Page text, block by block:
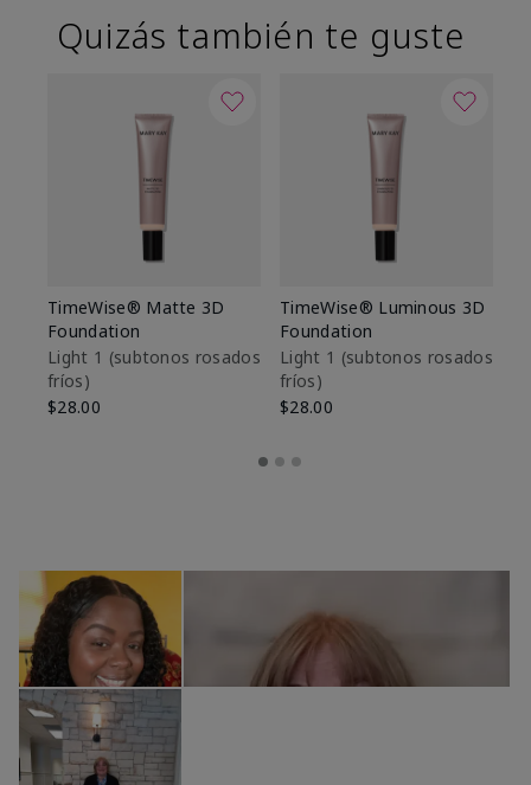
Quizás también te guste
TimeWise® Matte 3D
Foundation
Light 1​ (subtonos rosados
fríos)
$28.00
TimeWise® Luminous 3D
Foundation
Light 1​ (subtonos rosados
fríos)
$28.00